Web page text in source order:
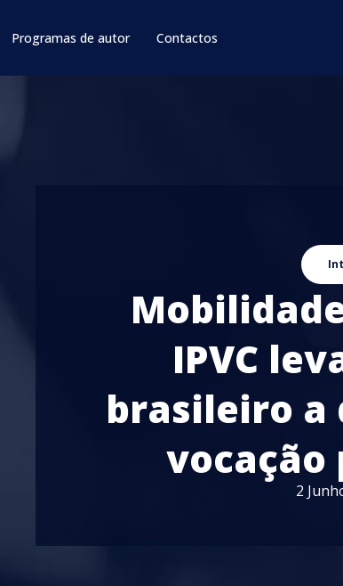
Programas de autor Contactos
IPVC
brasileiro a
2